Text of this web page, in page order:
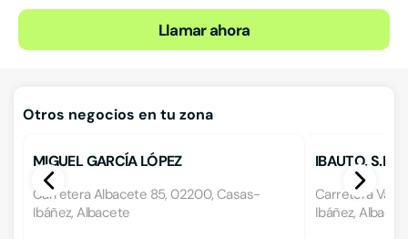
Llamar ahora
Otros negocios en tu zona
MIGUEL GARCÍA LÓPEZ
Carretera Albacete 85, 02200, Casas-
Ibáñez, Albacete
IBAUTO, S.L.
Carretera
Ibáñez,